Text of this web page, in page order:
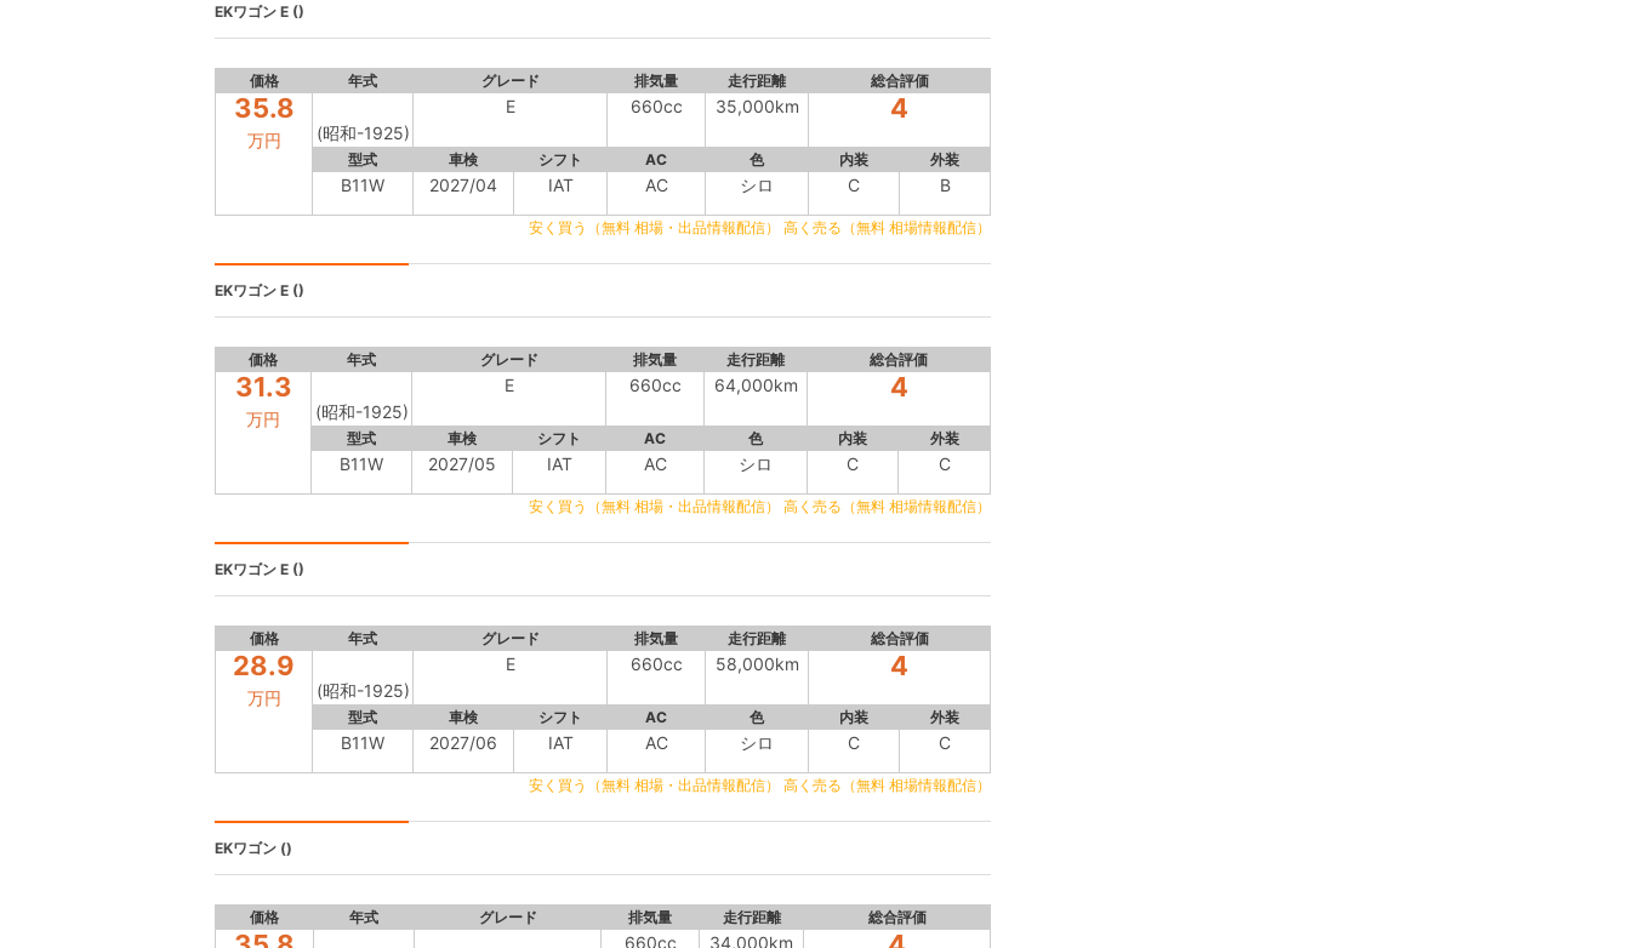
EKワゴン E ()
価格 年式 グレード 排気量 走行距離 総合評価
35.8
万円 (昭和-1925)
E 660cc 35,000km 4
型式 車検 シフト AC 色 内装 外装
B11W 2027/04 IAT AC シロ C B
安く買う（無料 相場・出品情報配信） 高く売る（無料 相場情報配信）
EKワゴン E ()
価格 年式 グレード 排気量 走行距離 総合評価
31.3
万円 (昭和-1925)
E 660cc 64,000km 4
型式 車検 シフト AC 色 内装 外装
B11W 2027/05 IAT AC シロ C C
安く買う（無料 相場・出品情報配信） 高く売る（無料 相場情報配信）
EKワゴン E ()
価格 年式 グレード 排気量 走行距離 総合評価
28.9
万円 (昭和-1925)
E 660cc 58,000km 4
型式 車検 シフト AC 色 内装 外装
B11W 2027/06 IAT AC シロ C C
安く買う（無料 相場・出品情報配信） 高く売る（無料 相場情報配信）
EKワゴン ()
価格 年式 グレード 排気量 走行距離 総合評価
660cc 34,000km